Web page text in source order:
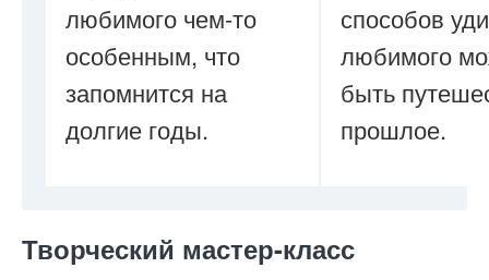
любимого чем-то
особенным, что
запомнится на
долгие годы.
способов
любимого
быть
прошлое.
Творческий мастер-класс